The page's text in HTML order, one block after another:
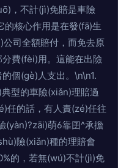
，不計(jì)免賠是車險
核心作用是在發(fā)生
司全額賠付，而免去原
費(fèi)用。這能在出險
個(gè)人支出。\n\n1.
型的車險(xiǎn)理賠過
任的話，有人責(zé)任往
(yàn)?zāi)萌靠囝^承擔
險(xiǎn)種的理賠會
的，若無(wú)不計(jì)免